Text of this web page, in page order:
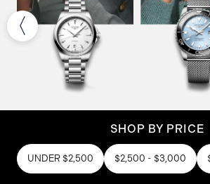
SHOP BY PRICE
UNDER $2,500 $2,500 - $3,000